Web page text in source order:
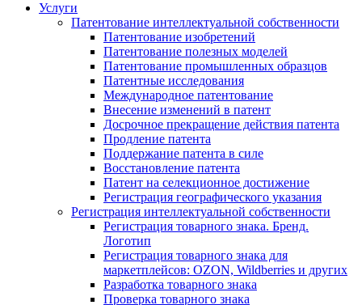
Услуги
Патентование интеллектуальной собственности
Патентование изобретений
Патентование полезных моделей
Патентование промышленных образцов
Патентные исследования
Международное патентование
Внесение изменений в патент
Досрочное прекращение действия патента
Продление патента
Поддержание патента в силе
Восстановление патента
Патент на селекционное достижение
Регистрация географического указания
Регистрация интеллектуальной собственности
Регистрация товарного знака. Бренд.
Логотип
Регистрация товарного знака для
маркетплейсов: OZON, Wildberries и других
Разработка товарного знака
Проверка товарного знака